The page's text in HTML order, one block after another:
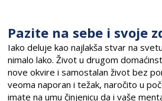
Pazite na sebe i svoje
Iako deluje kao najlakša stvar na
nimalo lako. Život u drugom
nove okvire i samostalan život bez
veoma naporan i težak, naročito u
imate na umu činjenicu da i vaše